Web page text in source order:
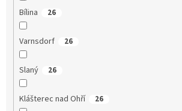
Bílina 26
Varnsdorf 26
Slaný 26
Klášterec nad Ohří 26